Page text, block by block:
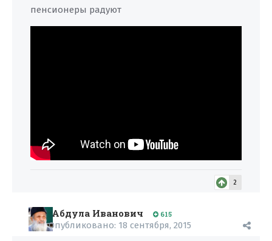
пенсионеры радуют
2
Абдула Иванович 615
Опубликовано: 18 сентября, 2015